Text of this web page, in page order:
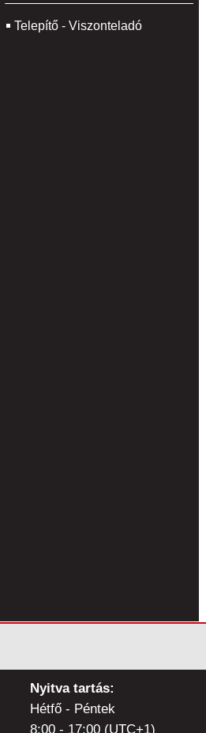
Telepítő - Viszonteladó
Nyitva tartás:
Hétfő - Péntek
8:00 - 17:00 (UTC+1)